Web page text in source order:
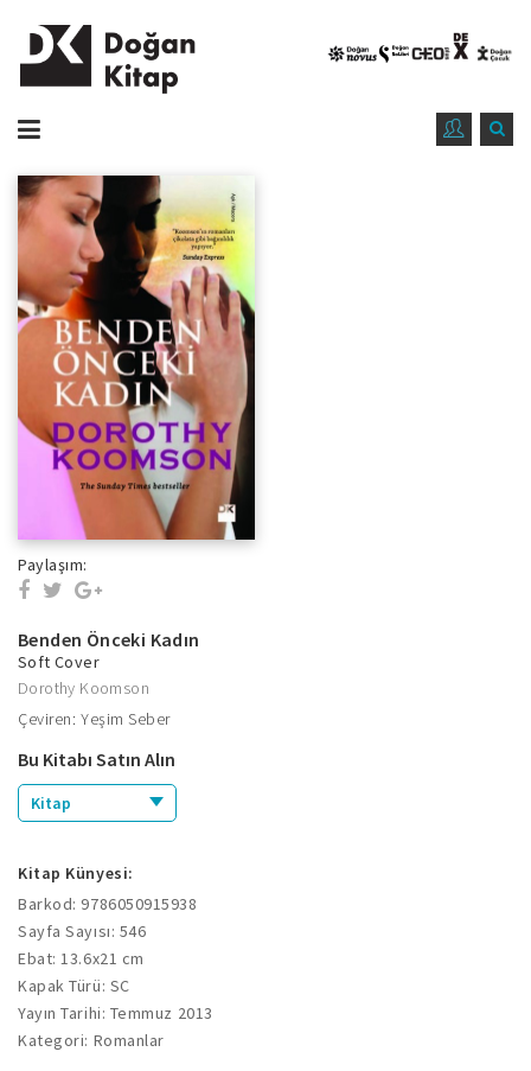
Paylaşım:
Benden Önceki Kadın
Soft Cover
Dorothy Koomson
Çeviren: Yeşim Seber
Bu Kitabı Satın Alın
Kitap
Kitap Künyesi:
Barkod: 9786050915938
Sayfa Sayısı: 546
Ebat: 13.6x21 cm
Kapak Türü: SC
Yayın Tarihi: Temmuz 2013
Kategori: Romanlar